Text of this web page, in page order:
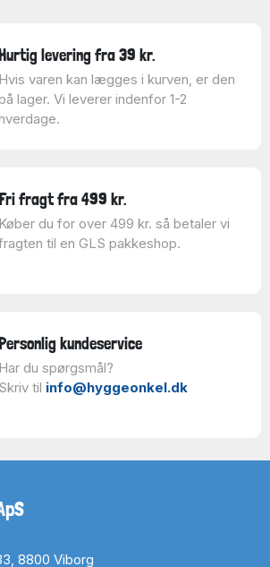
levering fra 39 kr.
Hvis varen kan lægges i kurven, er den
lager. Vi leverer indenfor 1-2
fragt fra 499 kr.
Køber du for over 499 kr. så betaler vi
til en GLS pakkeshop.
kundeservice
Har du spørgsmål?
Skriv til info@hyggeonkel.dk
8800 Viborg